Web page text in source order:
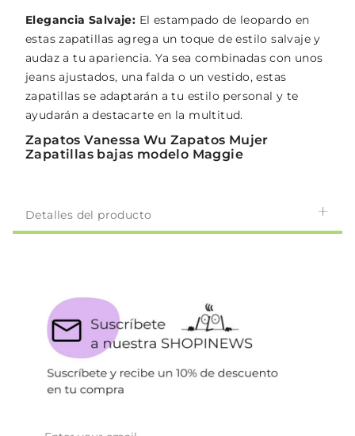
Elegancia Salvaje: El estampado de leopardo en
estas zapatillas agrega un toque de estilo salvaje y
audaz a tu apariencia. Ya sea combinadas con unos
jeans ajustados, una falda o un vestido, estas
zapatillas se adaptarán a tu estilo personal y te
ayudarán a destacarte en la multitud.
Zapatos Vanessa Wu Zapatos Mujer
Zapatillas bajas modelo Maggie
Detalles del producto